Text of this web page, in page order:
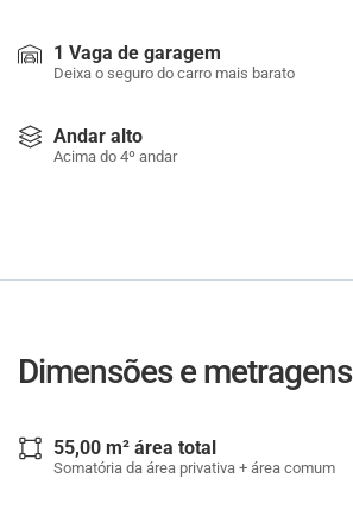
1 Vaga de garagem
Deixa o seguro do carro mais barato
Andar alto
Acima do 4º andar
Dimensões e metragens
55,00 m² área total
Somatória da área privativa + área comum